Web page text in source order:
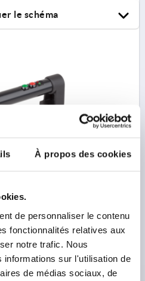
À propos des cookies
de personnaliser le contenu
fonctionnalités relatives aux
notre trafic. Nous
informations sur l'utilisation de
de médias sociaux, de
le schéma
DE
POUSSOIRS, FORME:A
NOIR
LONGUEUR=230
FORME=A
B=48
L1=13